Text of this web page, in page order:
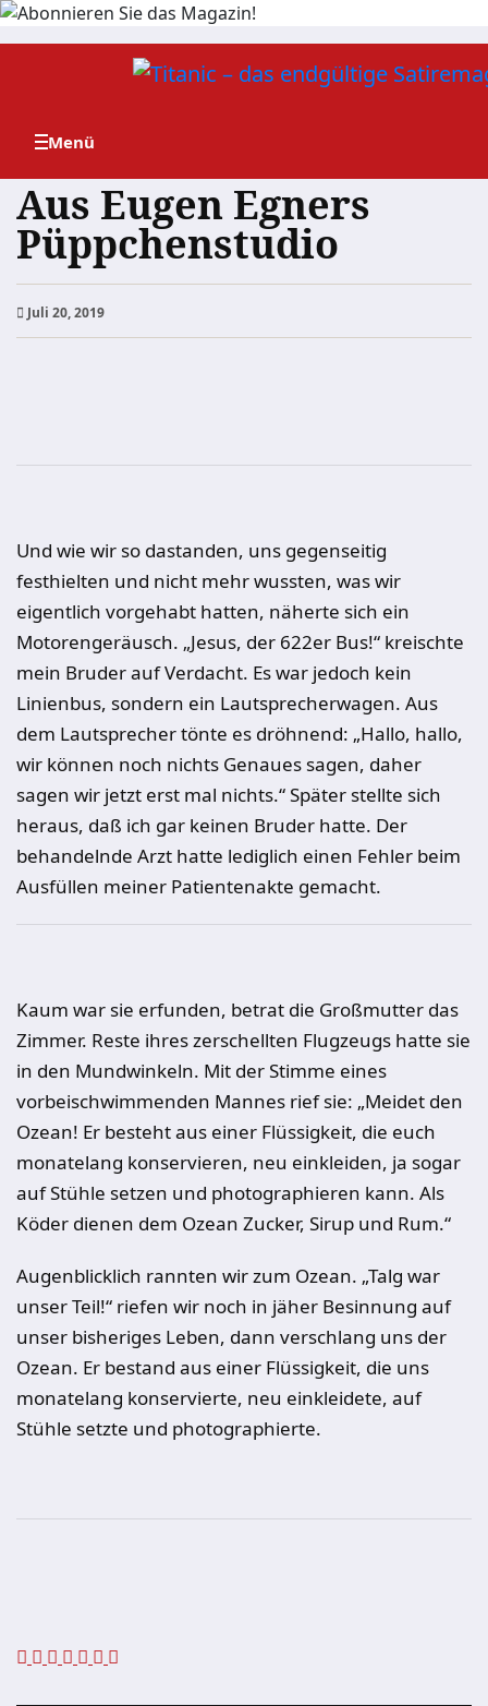
Zum
Aus Eugen Egners
Püppchenstudio
Juli 20, 2019
Und wie wir so dastanden, uns gegenseitig
festhielten und nicht mehr wussten, was wir
eigentlich vorgehabt hatten, näherte sich ein
Motorengeräusch. „Jesus, der 622er Bus!“ kreischte
mein Bruder auf Verdacht. Es war jedoch kein
Linienbus, sondern ein Lautsprecherwagen. Aus
dem Lautsprecher tönte es dröhnend: „Hallo, hallo,
wir können noch nichts Genaues sagen, daher
sagen wir jetzt erst mal nichts.“ Später stellte sich
heraus, daß ich gar keinen Bruder hatte. Der
behandelnde Arzt hatte lediglich einen Fehler beim
Ausfüllen meiner Patientenakte gemacht.
Kaum war sie erfunden, betrat die Großmutter das
Zimmer. Reste ihres zerschellten Flugzeugs hatte sie
in den Mundwinkeln. Mit der Stimme eines
vorbeischwimmenden Mannes rief sie: „Meidet den
Ozean! Er besteht aus einer Flüssigkeit, die euch
monatelang konservieren, neu einkleiden, ja sogar
auf Stühle setzen und photographieren kann. Als
Köder dienen dem Ozean Zucker, Sirup und Rum.“
Augenblicklich rannten wir zum Ozean. „Talg war
unser Teil!“ riefen wir noch in jäher Be­sinnung auf
unser bisheriges Leben, dann verschlang uns der
Ozean. Er bestand aus einer Flüssigkeit, die uns
monatelang konservierte, neu einkleidete, auf
Stühle setzte und photographierte.